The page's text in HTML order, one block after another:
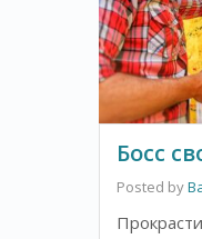
Босс
Posted by